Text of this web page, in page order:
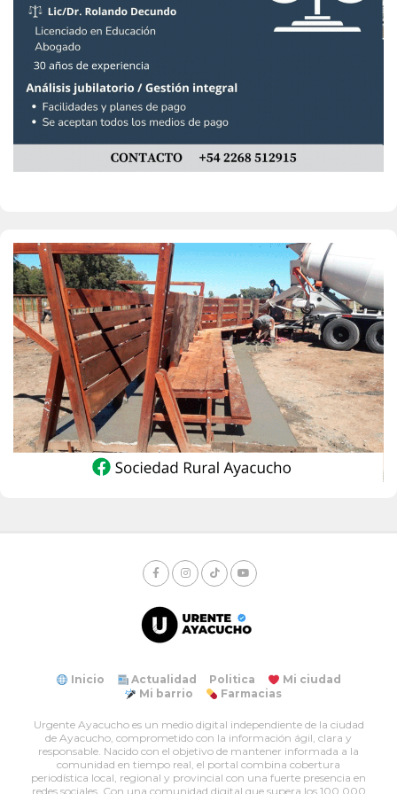
Inicio Actualidad Politica
Mi ciudad
Mi barrio
Farmacias
Urgente Ayacucho es un medio digital independiente de la ciudad
de Ayacucho, comprometido con la información ágil, clara y
responsable. Nacido con el objetivo de mantener informada a la
comunidad en tiempo real, el portal combina cobertura
periodística local, regional y provincial con una fuerte presencia en
redes sociales. Con una comunidad digital que supera los 100.000